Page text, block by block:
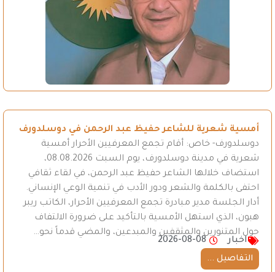
أمسية شعرية للشاعر حفيظ عبد الرحمن في دوسلدورف
دوسلدورف- خاص: أقام تجمع المعرفيين الأحرار أمسية
شعرية في مدينة دوسلدورف، يوم السبت 08.08.2026،
استضاف خلالها الشاعر حفيظ عبد الرحمن، في لقاء ثقافي
احتفى بالكلمة والشعر ودور الأدب في تنمية الوعي الإنساني.
أدار الجلسة مدير مبادرة تجمع المعرفيين الأحرار، الكاتب ريبر
هبون، الذي استهل الأمسية بالتأكيد على ضرورة الالتفاف
حول المتنورين والمثقفين والمبدعين، والمضي قدماً نحو…
اخبار
2026-08-08
التفاصيل ...